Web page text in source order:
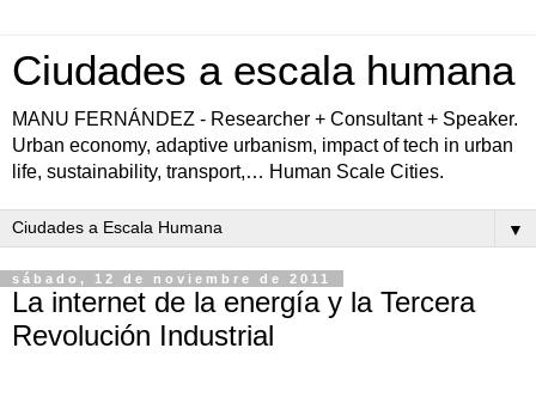
Ciudades a escala humana
MANU FERNÁNDEZ - Researcher + Consultant + Speaker.
Urban economy, adaptive urbanism, impact of tech in urban
life, sustainability, transport,… Human Scale Cities.
▼
sábado, 12 de noviembre de 2011
La internet de la energía y la Tercera
Revolución Industrial